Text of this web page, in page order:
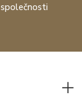
společnosti